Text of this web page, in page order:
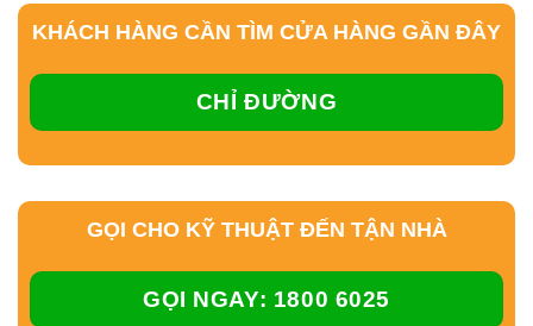
KHÁCH HÀNG CẦN TÌM CỬA HÀNG GẦN ĐÂY
CHỈ ĐƯỜNG
GỌI CHO KỸ THUẬT ĐẾN TẬN NHÀ
GỌI NGAY: 1800 6025